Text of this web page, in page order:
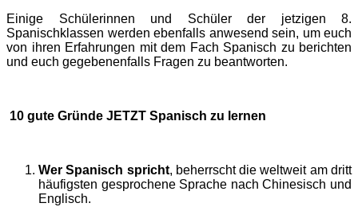
Einige Schülerinnen und Schüler der jetzigen 8.
Spanischklassen werden ebenfalls anwesend sein, um euch
von ihren Erfahrungen mit dem Fach Spanisch zu berichten
und euch gegebenenfalls Fragen zu beantworten.
10 gute Gründe JETZT Spanisch zu lernen
Wer Spanisch spricht, beherrscht die weltweit am dritt
häufigsten gesprochene Sprache nach Chinesisch und
Englisch.